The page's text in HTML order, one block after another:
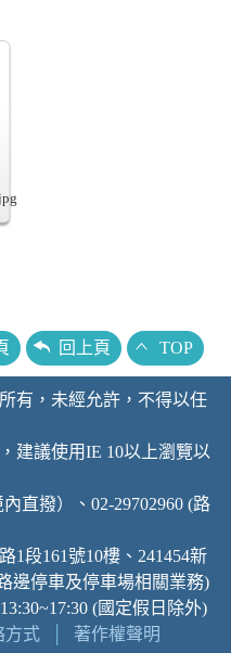
回上頁 TOP
有，未經允許，不得以任
建議使用IE 10以上瀏覽以
直撥）、02-29702960 (路
1段161號10樓、241454新
邊停車及停車場相關業務)
(國定假日除外)
方式
著作權聲明